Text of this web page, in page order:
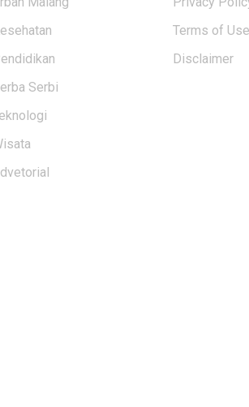
Serbi
Terms of Use
Disclaimer